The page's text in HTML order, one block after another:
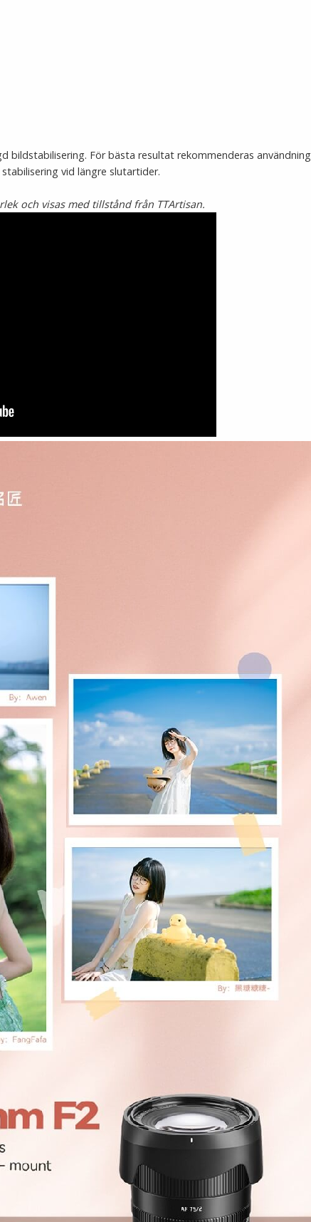
bildstabilisering. För bästa resultat rekommenderas användning
vid längre slutartider.
och visas med tillstånd från TTArtisan.